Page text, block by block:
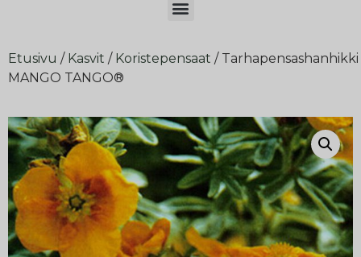
Etusivu / Kasvit / Koristepensaat / Tarhapensashanhikki
MANGO TANGO®